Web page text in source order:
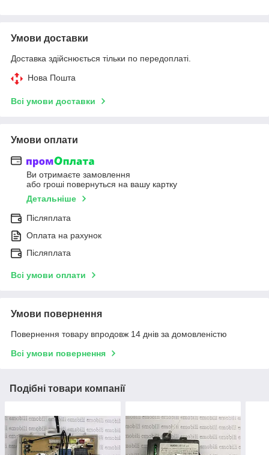
Умови доставки
Доставка здійснюється тільки по передоплаті.
Нова Пошта
Всі умови доставки
Умови оплати
Ви отримаєте замовлення
або гроші повернуться на вашу картку
Детальніше
Післяплата
Оплата на рахунок
Післяплата
Всі умови оплати
Умови повернення
Повернення товару впродовж 14 днів за домовленістю
Всі умови повернення
Подібні товари компанії